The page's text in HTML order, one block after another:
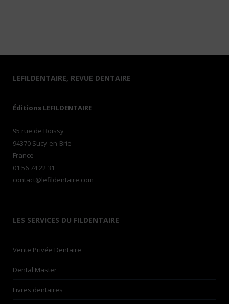
LEFILDENTAIRE, REVUE DENTAIRE
Éditions LEFILDENTAIRE
95 rue de Boissy
94370 Sucy-en-Brie
France
01 56 74 22 31
contact@lefildentaire.com
LES SERVICES DU FILDENTAIRE
Vente Privée Dentaire
Dental Master
Livres dentaires